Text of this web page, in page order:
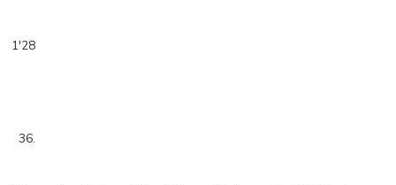
1'28
36.